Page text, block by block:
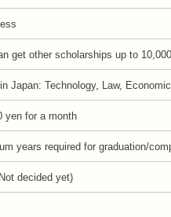
get other scholarships up to
Japan: Technology, Law,
yen for a month
years required for graduation/
decided yet)